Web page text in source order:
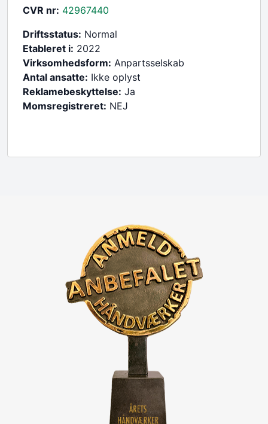
CVR nr: 42967440
Driftsstatus: Normal
Etableret i: 2022
Virksomhedsform: Anpartsselskab
Antal ansatte: Ikke oplyst
Reklamebeskyttelse: Ja
Momsregistreret: NEJ